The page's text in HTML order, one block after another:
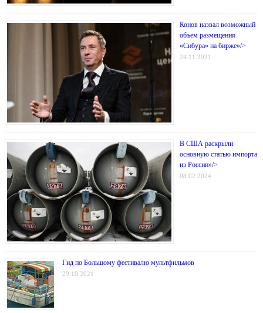
Конов назвал возможный
объем размещения
«Сибура» на бирже»/>
24.11.2021
В США раскрыли
основную статью импорта
из России»/>
08.02.2024
Гид по Большому фестивалю мультфильмов
29.10.2021